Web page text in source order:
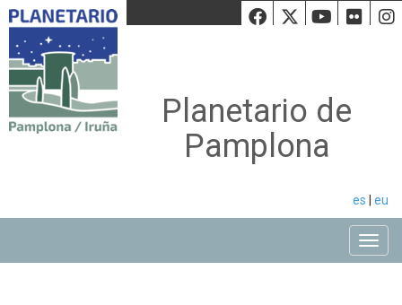
Facebook
Twiiter
Planetario de
Pamplona
es eu